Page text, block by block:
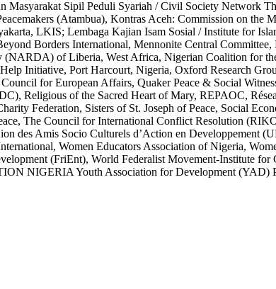
Masyarakat Sipil Peduli Syariah / Civil Society Network
(Atambua), Kontras Aceh: Commission on the
LKIS; Lembaga Kajian Isam Sosial / Institute for
Borders International, Mennonite Central
(NARDA) of Liberia, West Africa, Nigerian Coalition for
Initiative, Port Harcourt, Nigeria, Oxford Research
for European Affairs, Quaker Peace & Social
Religious of the Sacred Heart of Mary, REPAOC,
Federation, Sisters of St. Joseph of Peace, Social
The Council for International Conflict Resolution
des Amis Socio Culturels d’Action en Developpement
Women Educators Association of Nigeria,
(FriEnt), World Federalist Movement-Institute
NIGERIA Youth Association for Development (YAD)